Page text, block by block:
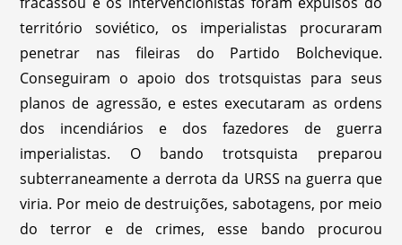
território soviético, os imperialistas procuraram
penetrar nas fileiras do Partido Bolchevique.
Conseguiram o apoio dos trotsquistas para seus
planos de agressão, e estes executaram as ordens
dos incendiários e dos fazedores de guerra
imperialistas. O bando trotsquista preparou
subterraneamente a derrota da URSS na guerra que
viria. Por meio de destruições, sabotagens, por meio
do terror e de crimes, esse bando procurou